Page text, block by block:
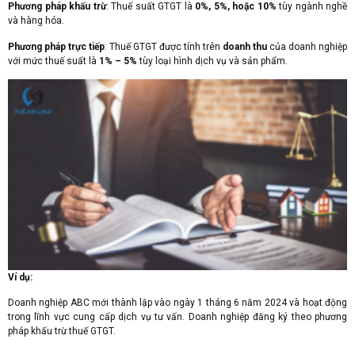
Phương pháp khấu trừ: Thuế suất GTGT là 0%, 5%, hoặc 10% tùy ngành nghề
và hàng hóa.
Phương pháp trực tiếp: Thuế GTGT được tính trên doanh thu của doanh nghiệp
với mức thuế suất là 1% – 5% tùy loại hình dịch vụ và sản phẩm.
Ví dụ:
Doanh nghiệp ABC mới thành lập vào ngày 1 tháng 6 năm 2024 và hoạt động
trong lĩnh vực cung cấp dịch vụ tư vấn. Doanh nghiệp đăng ký theo phương
pháp khấu trừ thuế GTGT.